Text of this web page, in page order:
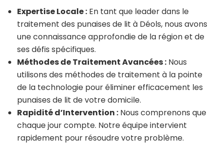
Expertise Locale : En tant que leader dans le
traitement des punaises de lit à Déols, nous avons
une connaissance approfondie de la région et de
ses défis spécifiques.
Méthodes de Traitement Avancées : Nous
utilisons des méthodes de traitement à la pointe
de la technologie pour éliminer efficacement les
punaises de lit de votre domicile.
Rapidité d’Intervention : Nous comprenons que
chaque jour compte. Notre équipe intervient
rapidement pour résoudre votre problème.